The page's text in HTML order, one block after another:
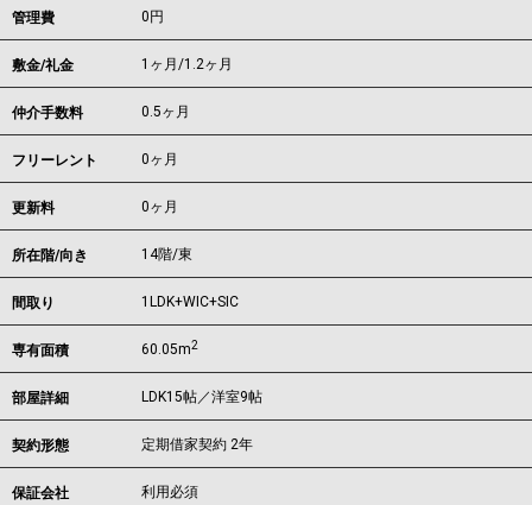
管理費 0円
敷金/礼金 1ヶ月/1.2ヶ月
仲介手数料 0.5ヶ月
フリーレント 0ヶ月
更新料 0ヶ月
所在階/向き 14階/東
間取り 1LDK+WIC+SIC
専有面積 60.05m2
部屋詳細 LDK15帖／洋室9帖
契約形態 定期借家契約 2年
保証会社 利用必須